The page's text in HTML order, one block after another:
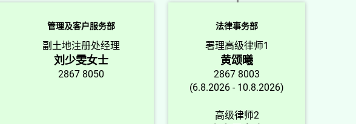
管理及客户服务部
副土地注册处经理
刘少雯女士
2867 8050
法律事务部
署理高级律师1
黄颂曦
2867 8003
(6.8.2026 - 10.8.2026)
高级律师2